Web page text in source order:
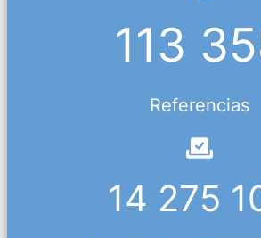
113
Referencias
14 275